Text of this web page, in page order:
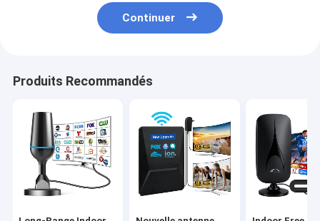
Continuer
Produits Recommandés